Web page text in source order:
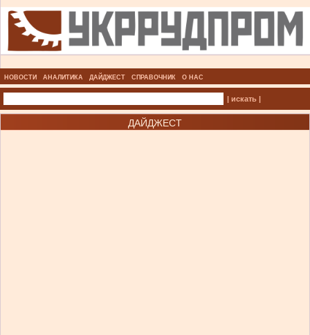
НОВОСТИ АНАЛИТИКА ДАЙДЖЕСТ СПРАВОЧНИК О НАС
| искать |
ДАЙДЖЕСТ